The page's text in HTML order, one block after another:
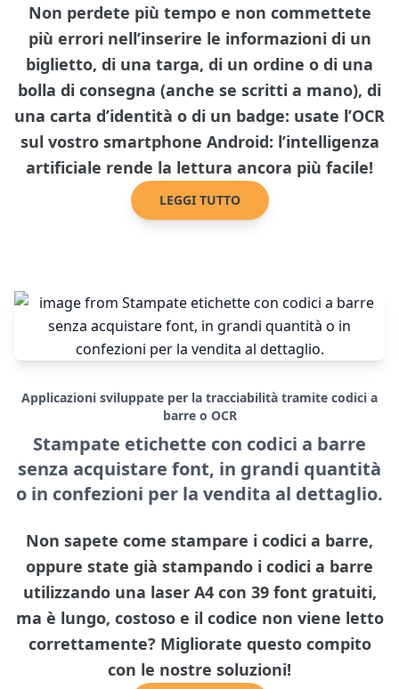
Non perdete più tempo e non commettete
più errori nell’inserire le informazioni di un
biglietto, di una targa, di un ordine o di una
bolla di consegna (anche se scritti a mano), di
una carta d’identità o di un badge: usate l’OCR
sul vostro smartphone Android: l’intelligenza
artificiale rende la lettura ancora più facile!
LEGGI TUTTO
Applicazioni sviluppate per la tracciabilità tramite codici a
barre o OCR
Stampate etichette con codici a barre
senza acquistare font, in grandi quantità
o in confezioni per la vendita al dettaglio.
Non sapete come stampare i codici a barre,
oppure state già stampando i codici a barre
utilizzando una laser A4 con 39 font gratuiti,
ma è lungo, costoso e il codice non viene letto
correttamente? Migliorate questo compito
con le nostre soluzioni!